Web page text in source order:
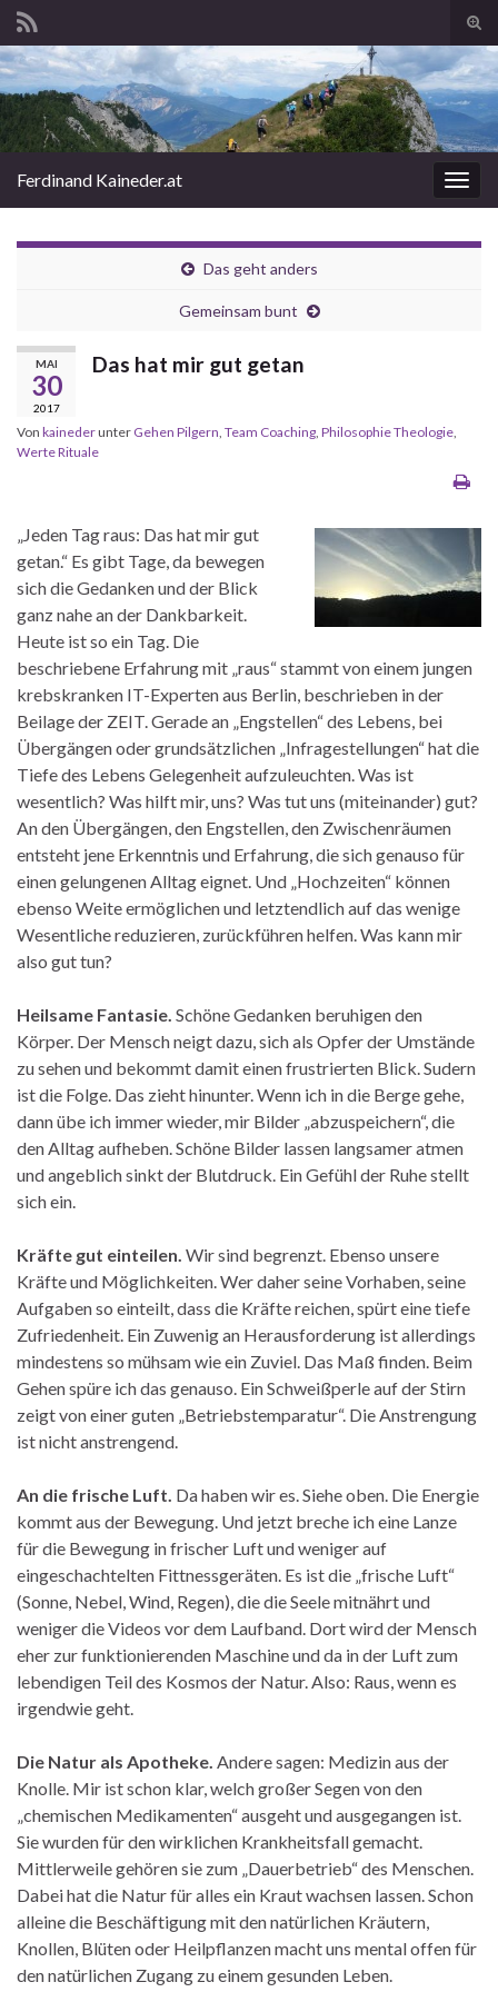
Search for:
Ferdinand Kaineder.at
Das geht anders
Gemeinsam bunt
MAI
30
2017
Das hat mir gut getan
Von kainederunter Gehen Pilgern Team Coaching Philosophie Theologie
Werte Rituale
„Jeden Tag raus: Das hat mir gut
getan.“ Es gibt Tage, da bewegen
sich die Gedanken und der Blick
ganz nahe an der Dankbarkeit.
Heute ist so ein Tag. Die
beschriebene Erfahrung mit „raus“ stammt von einem jungen
krebskranken IT-Experten aus Berlin, beschrieben in der
Beilage der ZEIT. Gerade an „Engstellen“ des Lebens, bei
Übergängen oder grundsätzlichen „Infragestellungen“ hat die
Tiefe des Lebens Gelegenheit aufzuleuchten. Was ist
wesentlich? Was hilft mir, uns? Was tut uns (miteinander) gut?
An den Übergängen, den Engstellen, den Zwischenräumen
entsteht jene Erkenntnis und Erfahrung, die sich genauso für
einen gelungenen Alltag eignet. Und „Hochzeiten“ können
ebenso Weite ermöglichen und letztendlich auf das wenige
Wesentliche reduzieren, zurückführen helfen. Was kann mir
also gut tun?
Heilsame Fantasie. Schöne Gedanken beruhigen den
Körper. Der Mensch neigt dazu, sich als Opfer der Umstände
zu sehen und bekommt damit einen frustrierten Blick. Sudern
ist die Folge. Das zieht hinunter. Wenn ich in die Berge gehe,
dann übe ich immer wieder, mir Bilder „abzuspeichern“, die
den Alltag aufheben. Schöne Bilder lassen langsamer atmen
und angeblich sinkt der Blutdruck. Ein Gefühl der Ruhe stellt
sich ein.
Kräfte gut einteilen. Wir sind begrenzt. Ebenso unsere
Kräfte und Möglichkeiten. Wer daher seine Vorhaben, seine
Aufgaben so einteilt, dass die Kräfte reichen, spürt eine tiefe
Zufriedenheit. Ein Zuwenig an Herausforderung ist allerdings
mindestens so mühsam wie ein Zuviel. Das Maß finden. Beim
Gehen spüre ich das genauso. Ein Schweißperle auf der Stirn
zeigt von einer guten „Betriebstemparatur“. Die Anstrengung
ist nicht anstrengend.
An die frische Luft. Da haben wir es. Siehe oben. Die Energie
kommt aus der Bewegung. Und jetzt breche ich eine Lanze
für die Bewegung in frischer Luft und weniger auf
eingeschachtelten Fittnessgeräten. Es ist die „frische Luft“
(Sonne, Nebel, Wind, Regen), die die Seele mitnährt und
weniger die Videos vor dem Laufband. Dort wird der Mensch
eher zur funktionierenden Maschine und da in der Luft zum
lebendigen Teil des Kosmos der Natur. Also: Raus, wenn es
irgendwie geht.
Die Natur als Apotheke. Andere sagen: Medizin aus der
Knolle. Mir ist schon klar, welch großer Segen von den
„chemischen Medikamenten“ ausgeht und ausgegangen ist.
Sie wurden für den wirklichen Krankheitsfall gemacht.
Mittlerweile gehören sie zum „Dauerbetrieb“ des Menschen.
Dabei hat die Natur für alles ein Kraut wachsen lassen. Schon
alleine die Beschäftigung mit den natürlichen Kräutern,
Knollen, Blüten oder Heilpflanzen macht uns mental offen für
den natürlichen Zugang zu einem gesunden Leben.